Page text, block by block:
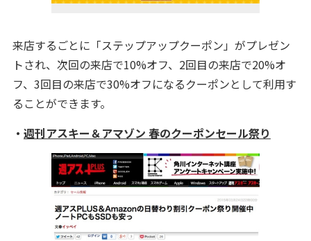
来店するごとに「ステップアップクーポン」がプレゼン
トされ、次回の来店で10%オフ、2回目の来店で20%オ
フ、3回目の来店で30%オフになるクーポンとして利用す
ることができます。
・ 週刊アスキー＆アマゾン 春のクーポンセール祭り